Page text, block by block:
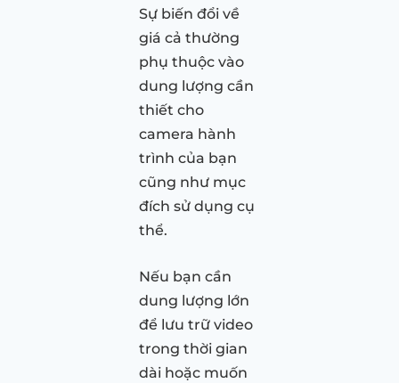
Sự biến đổi về
giá cả thường
phụ thuộc vào
dung lượng cần
thiết cho
camera hành
trình của bạn
cũng như mục
đích sử dụng cụ
thể.
Nếu bạn cần
dung lượng lớn
để lưu trữ video
trong thời gian
dài hoặc muốn